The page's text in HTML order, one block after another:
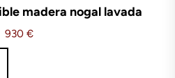
madera nogal lavada
930 €